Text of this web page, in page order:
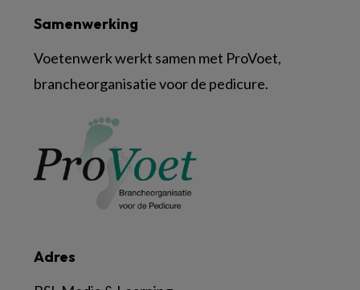
Adres
Samenwerking
Voetenwerk werkt samen met ProVoet,
brancheorganisatie voor de pedicure.